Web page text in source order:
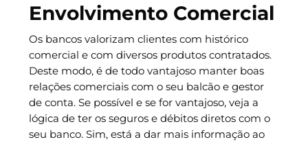
Envolvimento Comercial
Os bancos valorizam clientes com histórico
comercial e com diversos produtos contratados.
Deste modo, é de todo vantajoso manter boas
relações comerciais com o seu balcão e gestor
de conta. Se possível e se for vantajoso, veja a
lógica de ter os seguros e débitos diretos com o
seu banco. Sim, está a dar mais informação ao